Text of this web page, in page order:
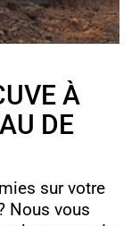
À
DE
sur votre
Nous vous